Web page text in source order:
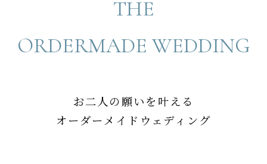
THE
ORDERMADE WEDDING
お二人の願いを叶える
オーダーメイドウェディング